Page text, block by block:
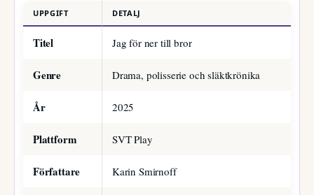
UPPGIFT DETALJ
Titel Jag för ner till bror
Genre Drama, polisserie och släktkrönika
År 2025
Plattform SVT Play
Författare Karin Smirnoff